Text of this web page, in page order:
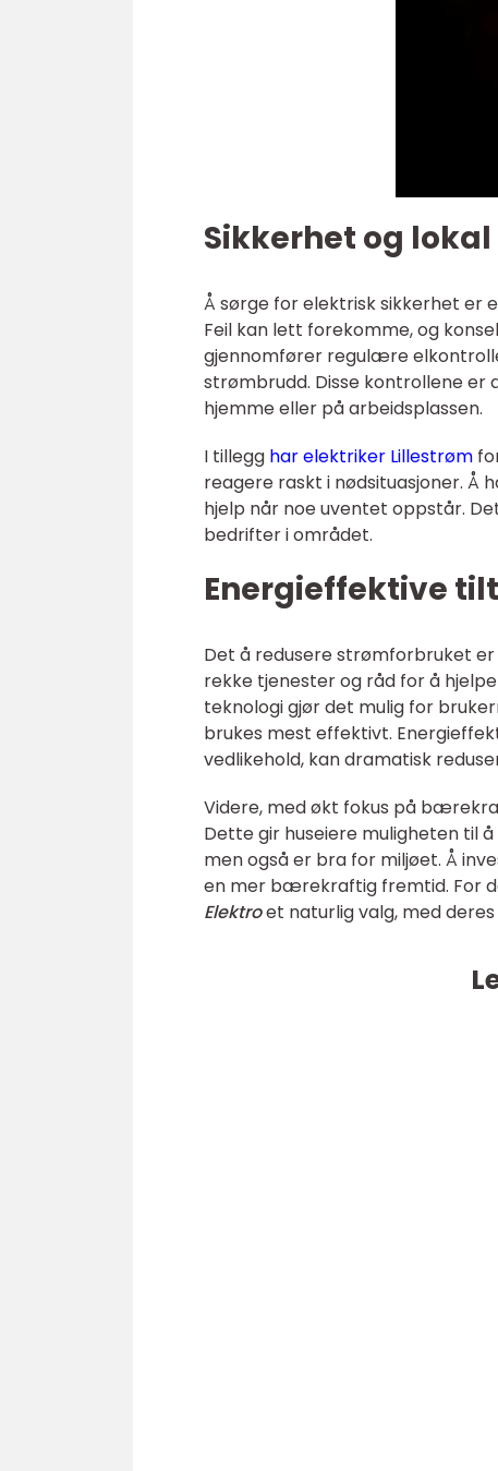
Sikkerhet og
Å sørge for elektrisk sikkerhet er
Feil kan lett forekomme, og
gjennomfører regulære
strømbrudd. Disse kontrollene er
hjemme eller på arbeidsplassen.
I tillegg har elektriker Lillestrøm
reagere raskt i nødsituasjoner. Å
hjelp når noe uventet oppstår.
bedrifter i området.
Energieffektive
Det å redusere strømforbruket
rekke tjenester og råd for å
teknologi gjør det mulig for
brukes mest effektivt.
vedlikehold, kan dramatisk
Videre, med økt fokus på
Dette gir huseiere muligheten til
men også er bra for miljøet. Å
en mer bærekraftig fremtid. For
Elektroet naturlig valg, med